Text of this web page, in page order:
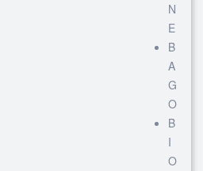
N
E
B
A
G
O
B
I
O